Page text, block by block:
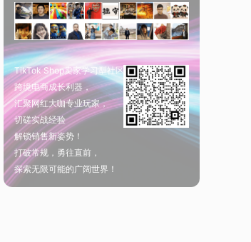
TikTok Shop卖家学习型社区
跨境电商成长利器，
汇聚网红大咖专业玩家，
切磋实战经验
解锁销售新姿势！
打破常规，勇往直前，
探索无限可能的广阔世界！